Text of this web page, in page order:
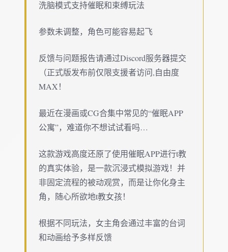
洗脑模式支持催眠和束缚玩法
参数未调整，角色可能容易起飞
反馈与问题报告请通过Discord服务器提交
（正式版发布前仅限支援者访问,自由度
MAX！
最近在漫画或CG合集中常见的“催眠APP
公寓”，难道你不想试试看吗…
这款游戏高度还原了使用催眠APP进行t教
的真实体验，是一款沉浸式模拟游戏！并
非固定流程的被动观赏，而是让你化身主
角，随心所欲地t教女孩！
根据不同玩法，女主角会通过丰富的台词
和动画给予多样反馈